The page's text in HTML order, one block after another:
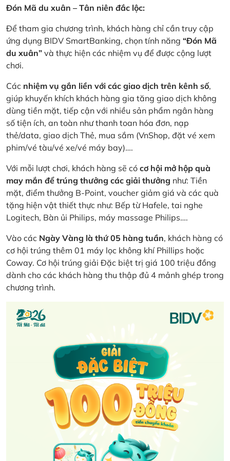
Đón Mã du xuân – Tân niên đắc lộc:
Để tham gia chương trình, khách hàng chỉ cần truy cập
ứng dụng BIDV SmartBanking, chọn tính năng “Đón Mã
du xuân” và thực hiện các nhiệm vụ để được cộng lượt
chơi.
Các nhiệm vụ gắn liền với các giao dịch trên kênh số,
giúp khuyến khích khách hàng gia tăng giao dịch không
dùng tiền mặt, tiếp cận với nhiều sản phẩm ngân hàng
số tiện ích, an toàn như thanh toan hóa đơn, nạp
thẻ/data, giao dịch Thẻ, mua sắm (VnShop, đặt vé xem
phim/vé tàu/vé xe/vé máy bay)….
Với mỗi lượt chơi, khách hàng sẽ có cơ hội mở hộp quà
may mắn để trúng thưởng các giải thưởng như: Tiền
mặt, điểm thưởng B-Point, voucher giảm giá và các quà
tặng hiện vật thiết thực như: Bếp từ Hafele, tai nghe
Logitech, Bàn ủi Philips, máy massage Philips….
Vào các Ngày Vàng là thứ 05 hàng tuần, khách hàng có
cơ hội trúng thêm 01 máy lọc không khí Phillips hoặc
Coway. Cơ hội trúng giải Đặc biệt trị giá 100 triệu đồng
dành cho các khách hàng thu thập đủ 4 mảnh ghép trong
chương trình.